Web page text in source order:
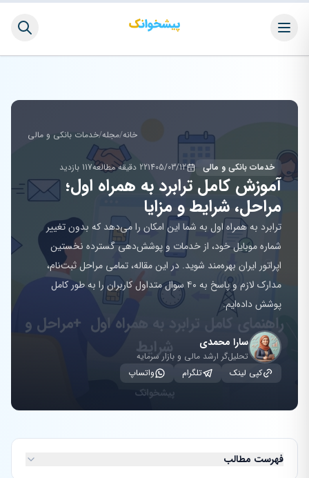
خانه/مجله/خدمات بانکی و مالی
خدمات بانکی و مالی 1405/03/1222 دقیقه مطالعه 117 بازدید
آموزش کامل ترابرد به همراه اول؛
مراحل، شرایط و مزایا
ترابرد به همراه اول به شما این امکان را می‌دهد که بدون تغییر
شماره موبایل خود، از خدمات و پوشش‌دهی گسترده نخستین
اپراتور ایران بهره‌مند شوید. در این مقاله، تمامی مراحل ثبت‌نام،
مدارک لازم و پاسخ به ۴۰ سوال متداول کاربران را به طور کامل
پوشش داده‌ایم.
سارا محمدی
تحلیل‌گر ارشد مالی و بازار سرمایه
کپی لینک
تلگرام واتساپ
فهرست مطالب